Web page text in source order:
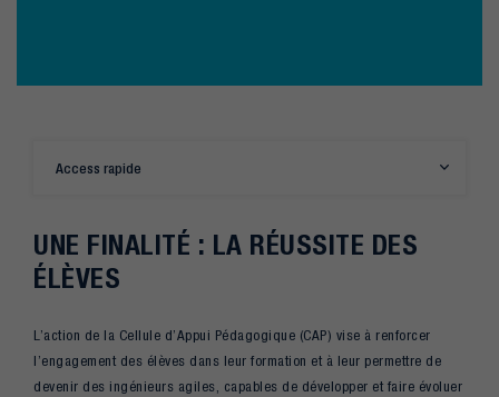
Access rapide
UNE FINALITÉ : LA RÉUSSITE DES
ÉLÈVES
L’action de la Cellule d’Appui Pédagogique (CAP) vise à renforcer
l’engagement des élèves dans leur formation et à leur permettre de
devenir des ingénieurs agiles, capables de développer et faire évoluer